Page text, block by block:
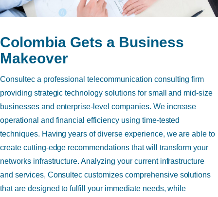
Colombia Gets a Business
Makeover
Consultec a professional telecommunication consulting firm
providing strategic technology solutions for small and mid-size
businesses and enterprise-level companies. We increase
operational and financial efficiency using time-tested
techniques. Having years of diverse experience, we are able to
create cutting-edge recommendations that will transform your
networks infrastructure. Analyzing your current infrastructure
and services, Consultec customizes comprehensive solutions
that are designed to fulfill your immediate needs, while